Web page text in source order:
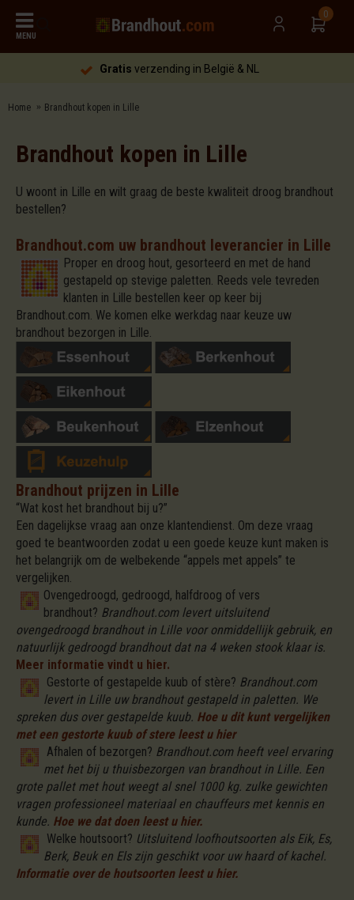
MENU
0
Gratis verzending in België & NL
Home Brandhout kopen in Lille
Brandhout kopen in Lille
U woont in Lille en wilt graag de beste kwaliteit droog brandhout
bestellen?
Brandhout.com uw brandhout leverancier in Lille
Proper en droog hout, gesorteerd en met de hand
gestapeld op stevige paletten. Reeds vele tevreden
klanten in Lille bestellen keer op keer bij
Brandhout.com. We komen elke werkdag naar keuze uw
brandhout bezorgen in Lille.
Brandhout prijzen in Lille
“Wat kost het brandhout bij u?”
Een dagelijkse vraag aan onze klantendienst. Om deze vraag
goed te beantwoorden zodat u een goede keuze kunt maken is
het belangrijk om de welbekende “appels met appels” te
vergelijken.
Ovengedroogd, gedroogd, halfdroog of vers
brandhout? Brandhout.com levert uitsluitend
ovengedroogd brandhout in Lille voor onmiddellijk gebruik, en
natuurlijk gedroogd brandhout dat na 4 weken stook klaar is.
Meer informatie vindt u hier.
Gestorte of gestapelde kuub of stère? Brandhout.com
levert in Lille uw brandhout gestapeld in paletten. We
spreken dus over gestapelde kuub. Hoe u dit kunt vergelijken
met een gestorte kuub of stere leest u hier
Afhalen of bezorgen? Brandhout.com heeft veel ervaring
met het bij u thuisbezorgen van brandhout in Lille. Een
grote pallet met hout weegt al snel 1000 kg. zulke gewichten
vragen professioneel materiaal en chauffeurs met kennis en
kunde. Hoe we dat doen leest u hier.
Welke houtsoort? Uitsluitend loofhoutsoorten als Eik, Es,
Berk, Beuk en Els zijn geschikt voor uw haard of kachel.
Informatie over de houtsoorten leest u hier.